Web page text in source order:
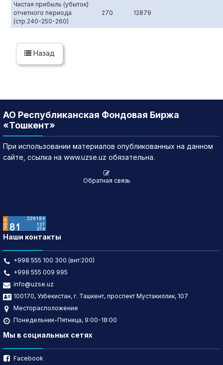
Чистая прибыль (убыток)
отчетного периода
(стр.240-250-260)
270 12879
Назад
АО Республиканская Фондовая Биржа
«Тошкент»
При использовании материалов опубликованных на данном
сайте, ссылка на www.uzse.uz обязательна.
Обратная связь
Наши контакты
+998 555 100 300 (внт:200)
+998 555 009 995
info@uzse.uz
100170, Узбекистан, г. Ташкент, проспект Мустакиллик, 107
Месторасположение
Понедельник-Пятница, 9:00-18:00
Мы в социальных сетях
Facebook